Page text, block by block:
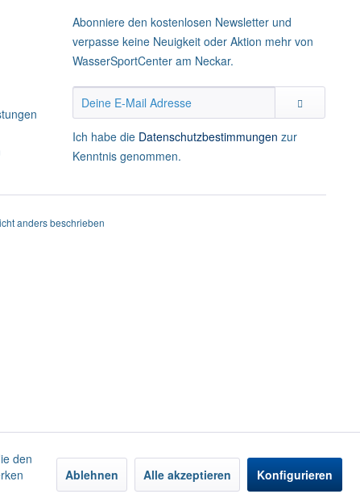
Abonniere den kostenlosen Newsletter und
verpasse keine Neuigkeit oder Aktion mehr von
WasserSportCenter am Neckar.
Ich habe die Datenschutzbestimmungen zur
Kenntnis genommen.
anders beschrieben
den
Ablehnen Alle akzeptieren Konfigurieren